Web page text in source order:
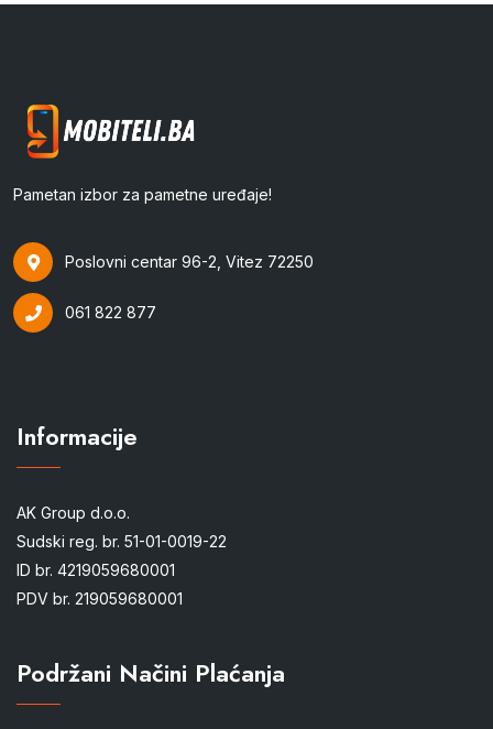
Pametan izbor za pametne uređaje!
Poslovni centar 96-2, Vitez 72250
061 822 877
Informacije
AK Group d.o.o.
Sudski reg. br. 51-01-0019-22
ID br. 4219059680001
PDV br. 219059680001
Podržani Načini Plaćanja